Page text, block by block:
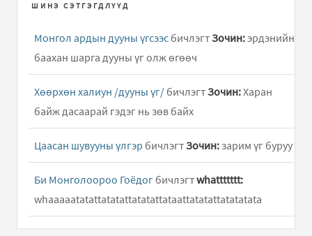
ШИНЭ СЭТГЭГДЛҮҮД
Монгол ардын дууны үгсээс бичлэгтЗочин:эрдэнийн
баахан шарга дууны үг олж өгөөч
Хөөрхөн халиун /дууны үг/ бичлэгтЗочин:Харан
байж дасаарай гэдэг нь зөв байх
Цаасан шувууны үлгэр бичлэгтЗочин: зарим үг буруу
Би Монголоороо Гоёдог бичлэгтwhattttttt:
whaaaaatatattatatattatatattataattatatattatatatata